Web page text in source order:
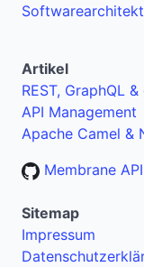
Artikel
REST, GraphQL
API Management
Apache Camel &
Membrane
Sitemap
Impressum